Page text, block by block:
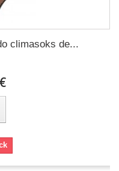
climasoks de...